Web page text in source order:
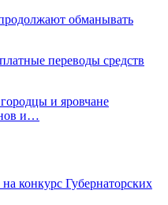
обманывать
переводы средств
и яровчане
и…
конкурс Губернаторских